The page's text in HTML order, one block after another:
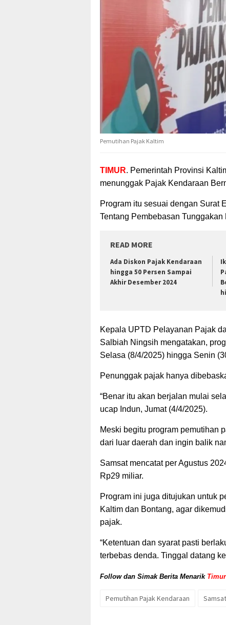
Pemutihan Pajak Kaltim
TIMUR. Pemerintah Provinsi
menunggak Pajak Kendaraan
Program itu sesuai dengan Surat
Tentang Pembebasan
READ MORE
Ada Diskon Pajak Kendaraan
hingga 50 Persen Sampai
Akhir Desember 2024
Kepala UPTD Pelayanan Pajak
Salbiah Ningsih mengatakan,
Selasa (8/4/2025) hingga Senin
Penunggak pajak hanya
“Benar itu akan berjalan mulai
ucap Indun, Jumat (4/4/2025).
Meski begitu program pemutihan
dari luar daerah dan ingin balik
Samsat mencatat per Agustus
Rp29 miliar.
Program ini juga ditujukan untuk
Kaltim dan Bontang, agar
pajak.
“Ketentuan dan syarat pasti
terbebas denda. Tinggal datang
Follow dan Simak Berita Menarik
Pemutihan Pajak Kendaraan